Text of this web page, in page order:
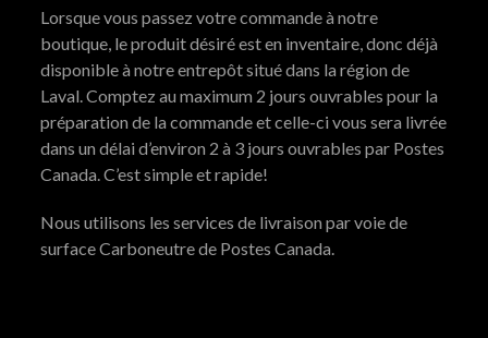
Lorsque vous passez votre commande à notre
boutique, le produit désiré est en inventaire, donc déjà
disponible à notre entrepôt situé dans la région de
Laval. Comptez au maximum 2 jours ouvrables pour la
préparation de la commande et celle-ci vous sera livrée
dans un délai d’environ 2 à 3 jours ouvrables par Postes
Canada. C’est simple et rapide!
Nous utilisons les services de livraison par voie de
surface Carboneutre de Postes Canada.